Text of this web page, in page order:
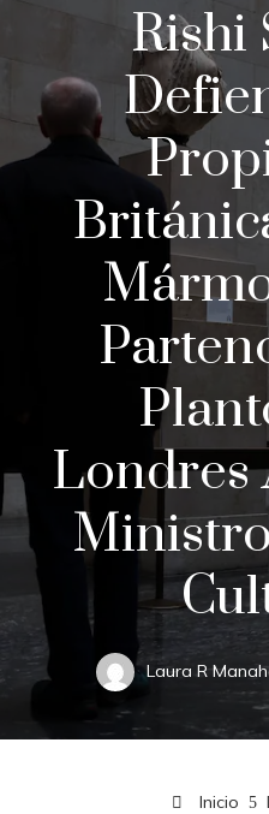
Rishi
Londres
Laura R
Inicio